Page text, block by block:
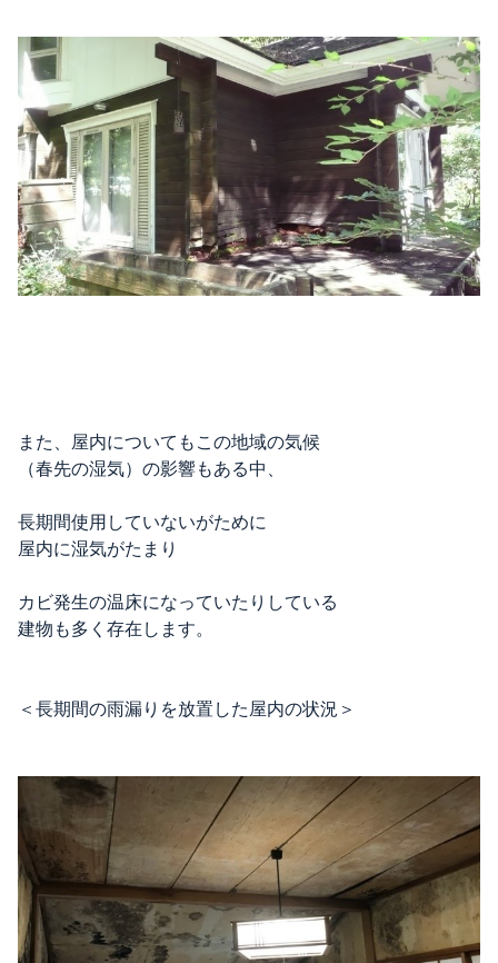
また、屋内についてもこの地域の気候
（春先の湿気）の影響もある中、
長期間使用していないがために
屋内に湿気がたまり
カビ発生の温床になっていたりしている
建物も多く存在します。
＜長期間の雨漏りを放置した屋内の状況＞